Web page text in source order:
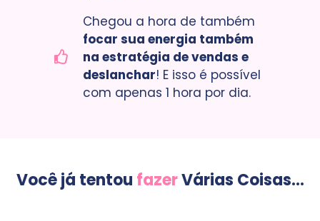
Chegou a hora de também
focar sua energia também
na estratégia de vendas e
deslanchar! E isso é possível
com apenas 1 hora por dia.
Você já tentou fazerVárias Coisas...